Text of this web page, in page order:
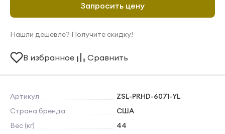
Артикул
ZSL-PRHD-6071-YL
Страна бренда
США
Вес (кг)
44
Запросить цену
Нашли дешевле? Получите скидку!
В избранное Сравнить